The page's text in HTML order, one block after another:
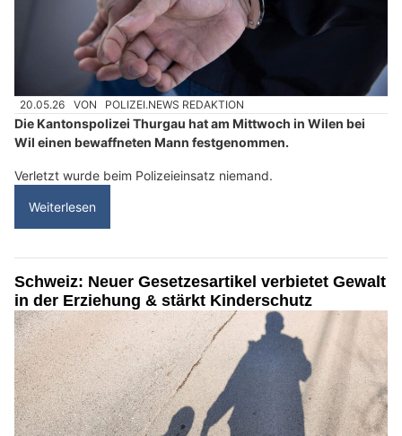
20.05.26 VON POLIZEI.NEWS REDAKTION
Die Kantonspolizei Thurgau hat am Mittwoch in Wilen bei
Wil einen bewaffneten Mann festgenommen.
Verletzt wurde beim Polizeieinsatz niemand.
Weiterlesen
Schweiz: Neuer Gesetzesartikel verbietet Gewalt
in der Erziehung & stärkt Kinderschutz